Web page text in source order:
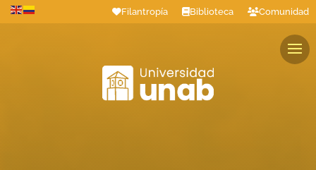
Filantropía Biblioteca Comunidad